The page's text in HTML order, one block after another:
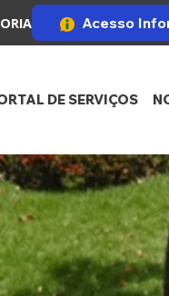
Acesso
DE SERVIÇOS